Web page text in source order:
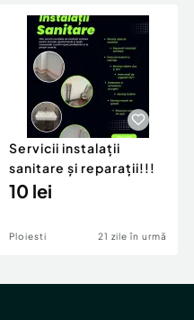
Servicii instalații
sanitare şi reparații!!!
10 lei
Ploiesti 21 zile în urmă